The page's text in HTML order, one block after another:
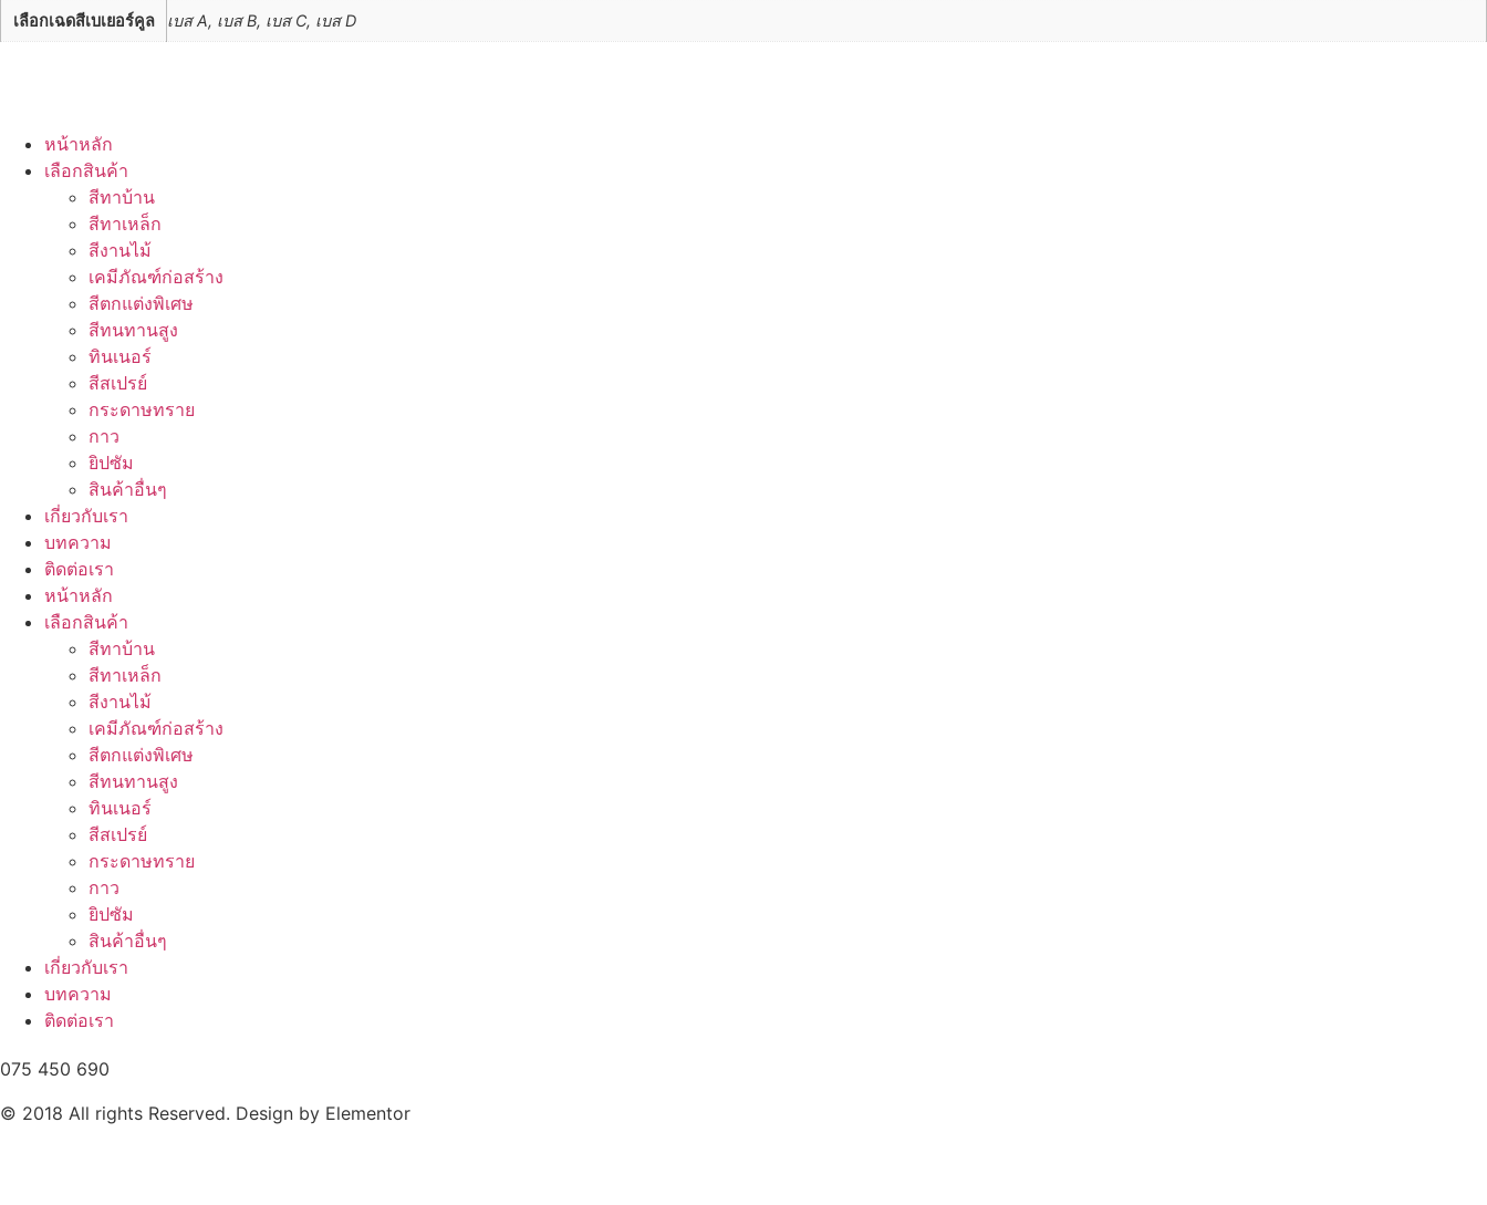
เลือกเฉดสีเบเยอร์คูล เบส A, เบส B, เบส C, เบส D
หน้าหลัก
เลือกสินค้า
สีทาบ้าน
สีทาเหล็ก
สีงานไม้
เคมีภัณฑ์ก่อสร้าง
สีตกแต่งพิเศษ
สีทนทานสูง
ทินเนอร์
สีสเปรย์
กระดาษทราย
กาว
ยิปซัม
สินค้าอื่นๆ
เกี่ยวกับเรา
บทความ
ติดต่อเรา
หน้าหลัก
เลือกสินค้า
สีทาบ้าน
สีทาเหล็ก
สีงานไม้
เคมีภัณฑ์ก่อสร้าง
สีตกแต่งพิเศษ
สีทนทานสูง
ทินเนอร์
สีสเปรย์
กระดาษทราย
กาว
ยิปซัม
สินค้าอื่นๆ
เกี่ยวกับเรา
บทความ
ติดต่อเรา
075 450 690
© 2018 All rights Reserved. Design by Elementor